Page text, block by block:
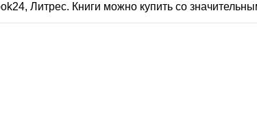
Литрес. Книги можно купить со